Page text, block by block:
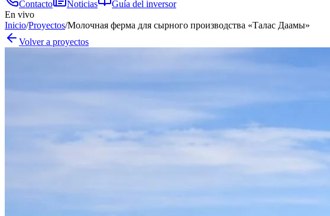
Contacto Noticias
Guía del inversor
En vivo
Inicio/Proyectos/Молочная ферма для сырного производства «Талас Даамы»
Volver a proyectos